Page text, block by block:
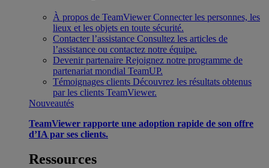
À propos de TeamViewer Connecter les personnes, les
lieux et les objets en toute sécurité.
Contacter l’assistance Consultez les articles de
l’assistance ou contactez notre équipe.
Devenir partenaire Rejoignez notre programme de
partenariat mondial TeamUP.
Témoignages clients Découvrez les résultats obtenus
par les clients TeamViewer.
Nouveautés
TeamViewer rapporte une adoption rapide de son offre
d’IA par ses clients.
Ressources